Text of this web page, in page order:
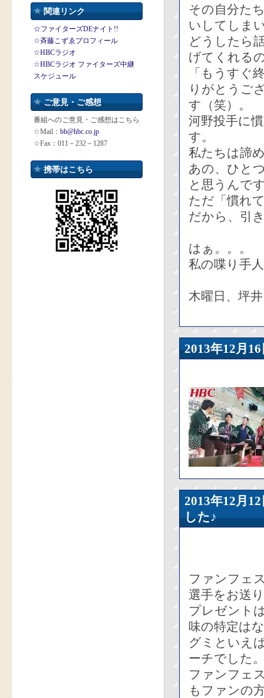
関連リンク
☆ファイターズDEナイト!!
☆斉藤こずゑプロフィール
☆HBCラジオ
☆HBCラジオ ファイターズ中継
スケジュール
ご意見・ご感想
番組へのご意見・ご感想はこちら
☆Mail： bb@hbc.co.jp
☆Fax：011－232－1287
携帯はこちら
その自分た
いしてしま
どうしたら
げてくれる
「もうすぐ
りがとうご
す（笑）。
河野投手に
す。
私たちは諦
あの、ひと
と思うんで
ただ「慣れ
だから、引
はぁ。。。
私の喋り手
木曜日、坪
2013年12
2013年12
した♪
ファンフェ
選手をお送
プレゼント
味の特定は
グミといえ
ーチでした
ファンフェ
もファンの